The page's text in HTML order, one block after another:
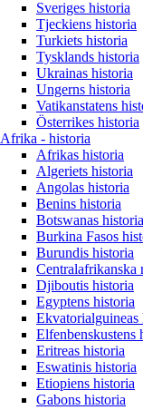
Sveriges historia
Tjeckiens historia
Turkiets historia
Tysklands historia
Ukrainas historia
Ungerns historia
Vatikanstatens
Österrikes historia
Afrika - historia
Afrikas historia
Algeriets historia
Angolas historia
Benins historia
Botswanas historia
Burkina Fasos
Burundis historia
Centralafrikanska
Djiboutis historia
Egyptens historia
Ekvatorialguineas
Elfenbenskustens
Eritreas historia
Eswatinis historia
Etiopiens historia
Gabons historia